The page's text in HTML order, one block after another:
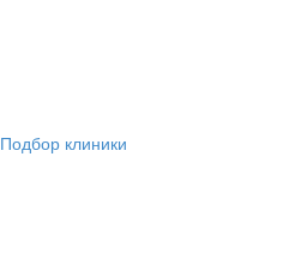
Подбор клиники